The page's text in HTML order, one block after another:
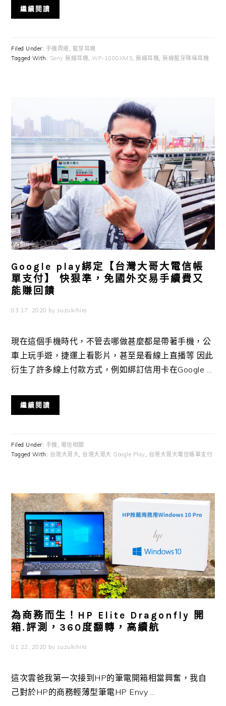
繼續閱讀
Filed Under: 手機周邊 , 藍芽耳機
Tagged With: Sony 無線耳機,WF-1000XM3,無線耳機,無線藍牙降噪耳機
Google play綁定【台灣大哥大電信帳
單支付】 快狠準，免國外交易手續費又
能賺回饋
03 17, 2020 by suzukihiro
現在這個手機時代，不管去哪做甚麼都是帶著手機，公
車上玩手遊，捷運上看影片，甚至是看線上直播等 因此
衍生了許多線上付款方式，例如綁訂信用卡在Google ...
繼續閱讀
Filed Under: 手機, 電信相關
Tagged With: 台灣大哥大, 台灣大哥大 Google Play, 台灣大哥大電信帳單支付
為商務而生！HP Elite Dragonfly 開
箱.評測，360度翻轉，高續航
01 22, 2020 by suzukihiro
這次雲爸我第一次接到HP的筆電開箱相當興奮，我自
己對於HP的商務輕薄型筆電HP Envy ...